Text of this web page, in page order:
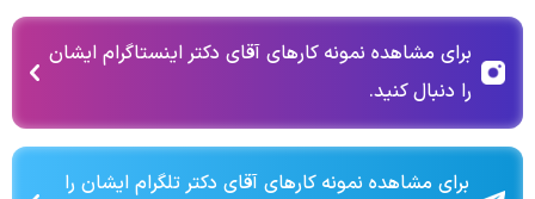
برای مشاهده نمونه کارهای آقای دکتر اینستاگرام ایشان
را دنبال کنید.
برای مشاهده نمونه کارهای آقای دکتر تلگرام ایشان را